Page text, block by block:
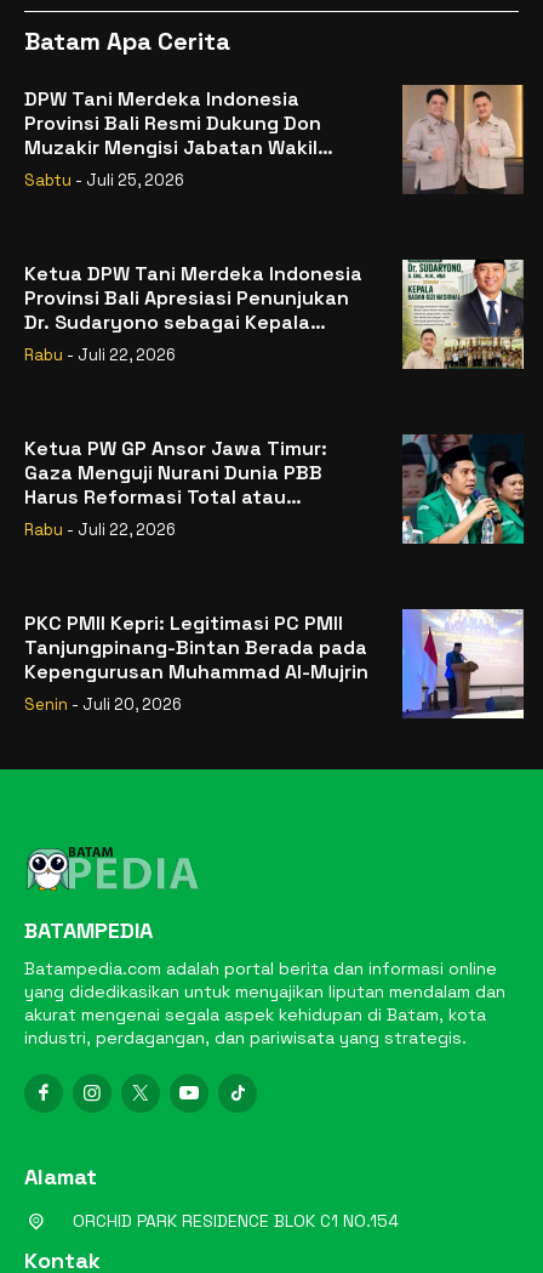
Batam Apa Cerita
DPW Tani Merdeka Indonesia
Provinsi Bali Resmi Dukung Don
Muzakir Mengisi Jabatan Wakil
Menteri Pertanian RI
Sabtu - Juli 25, 2026
Ketua DPW Tani Merdeka Indonesia
Provinsi Bali Apresiasi Penunjukan
Dr. Sudaryono sebagai Kepala
Badan Gizi Nasional
Rabu - Juli 22, 2026
Ketua PW GP Ansor Jawa Timur:
Gaza Menguji Nurani Dunia PBB
Harus Reformasi Total atau
Kehilangan Legitimasi
Rabu - Juli 22, 2026
PKC PMII Kepri: Legitimasi PC PMII
Tanjungpinang-Bintan Berada pada
Kepengurusan Muhammad Al-Mujrin
Senin - Juli 20, 2026
BATAMPEDIA
Batampedia.com adalah portal berita dan informasi online
yang didedikasikan untuk menyajikan liputan mendalam dan
akurat mengenai segala aspek kehidupan di Batam, kota
industri, perdagangan, dan pariwisata yang strategis.
Alamat
ORCHID PARK RESIDENCE BLOK C1 NO.154
Kontak